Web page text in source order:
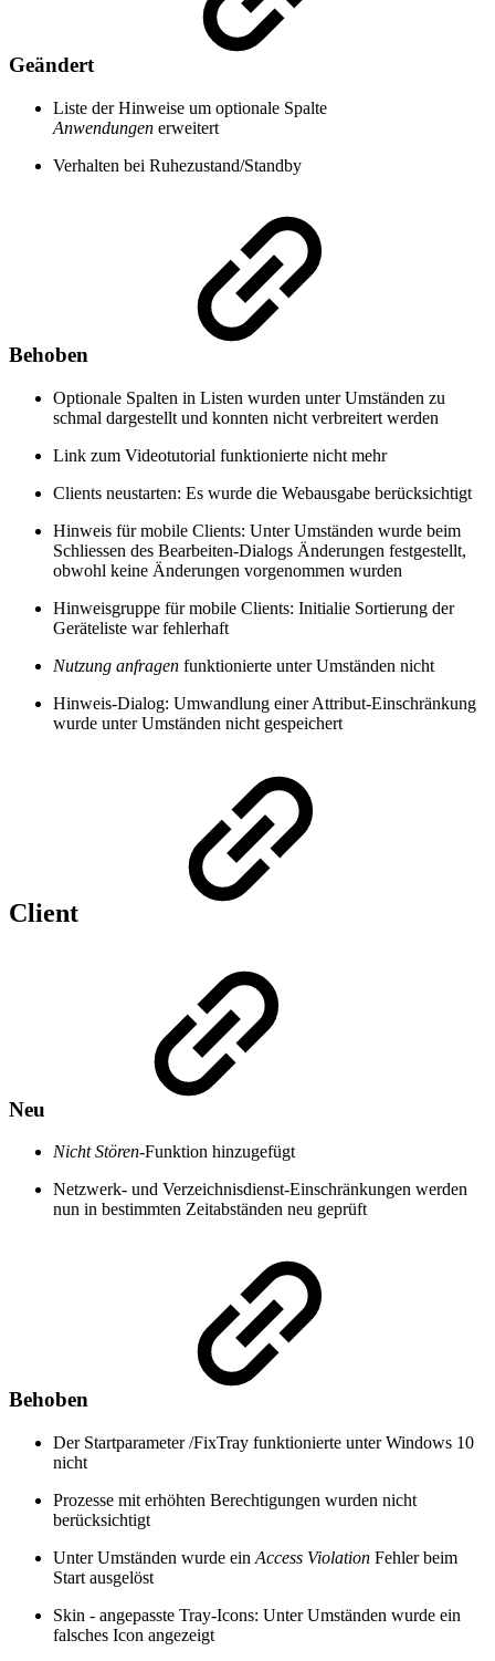
Geändert
Liste der Hinweise um optionale Spalte
Anwendungen erweitert
Verhalten bei Ruhezustand/Standby
Behoben
Optionale Spalten in Listen wurden unter Umständen zu
schmal dargestellt und konnten nicht verbreitert werden
Link zum Videotutorial funktionierte nicht mehr
Clients neustarten: Es wurde die Webausgabe berücksichtigt
Hinweis für mobile Clients: Unter Umständen wurde beim
Schliessen des Bearbeiten-Dialogs Änderungen festgestellt,
obwohl keine Änderungen vorgenommen wurden
Hinweisgruppe für mobile Clients: Initialie Sortierung der
Geräteliste war fehlerhaft
Nutzung anfragen funktionierte unter Umständen nicht
Hinweis-Dialog: Umwandlung einer Attribut-Einschränkung
wurde unter Umständen nicht gespeichert
Client
Neu
Nicht Stören-Funktion hinzugefügt
Netzwerk- und Verzeichnisdienst-Einschränkungen werden
nun in bestimmten Zeitabständen neu geprüft
Behoben
Der Startparameter /FixTray funktionierte unter Windows 10
nicht
Prozesse mit erhöhten Berechtigungen wurden nicht
berücksichtigt
Unter Umständen wurde ein Access Violation Fehler beim
Start ausgelöst
Skin - angepasste Tray-Icons: Unter Umständen wurde ein
falsches Icon angezeigt